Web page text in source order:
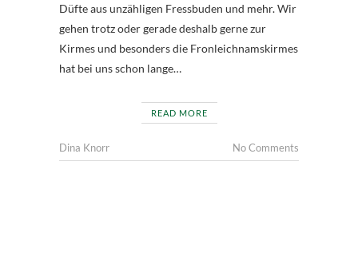
Düfte aus unzähligen Fressbuden und mehr. Wir
gehen trotz oder gerade deshalb gerne zur
Kirmes und besonders die Fronleichnamskirmes
hat bei uns schon lange…
READ MORE
Dina Knorr No Comments